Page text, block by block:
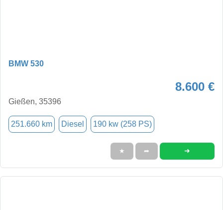
BMW 530
8.600 €
Gießen, 35396
251.660 km Diesel 190 kw (258 PS)
★ ➦ ➜